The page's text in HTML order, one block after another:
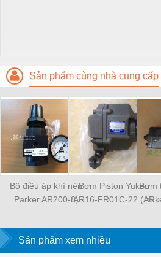
Sản phẩm cùng nhà cung cấp
Bộ điều áp khí nén
Parker AR200-8,
AR420-15
Bơm Piston Yuken
AR16-FR01C-22 (AR
Bơm
Sản phẩm xem nhiều